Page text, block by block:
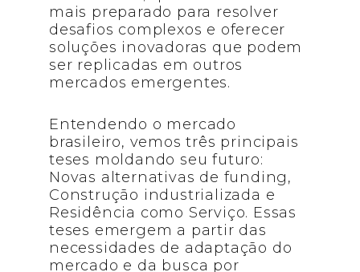
mais preparado para resolver
desafios complexos e oferecer
soluções inovadoras que podem
ser replicadas em outros
mercados emergentes.
Entendendo o mercado
brasileiro, vemos três principais
teses moldando seu futuro:
Novas alternativas de funding,
Construção industrializada e
Residência como Serviço. Essas
teses emergem a partir das
necessidades de adaptação do
mercado e da busca por